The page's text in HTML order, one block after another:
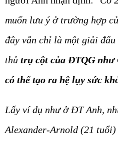
muốn lưu ý ở trường hợp
đây vẫn chỉ là một giải
thủ trụ cột của ĐTQG
có thể tạo ra hệ lụy sức
Lấy ví dụ như ở ĐT Anh,
Alexander-Arnold (21